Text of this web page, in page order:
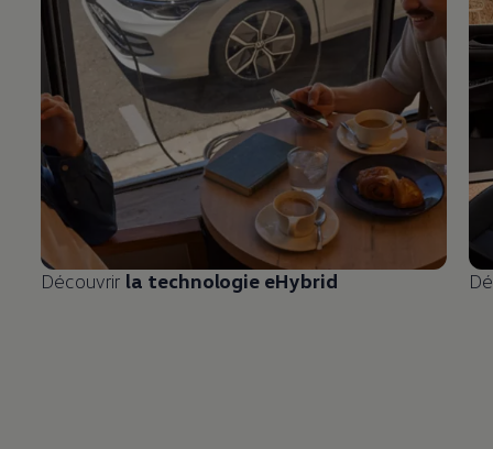
Découvrir la technologie eHybrid